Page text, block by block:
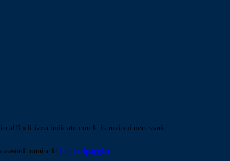
all'indirizzo indicato con le istruzioni necessarie.
tramite la Login Spaggiari